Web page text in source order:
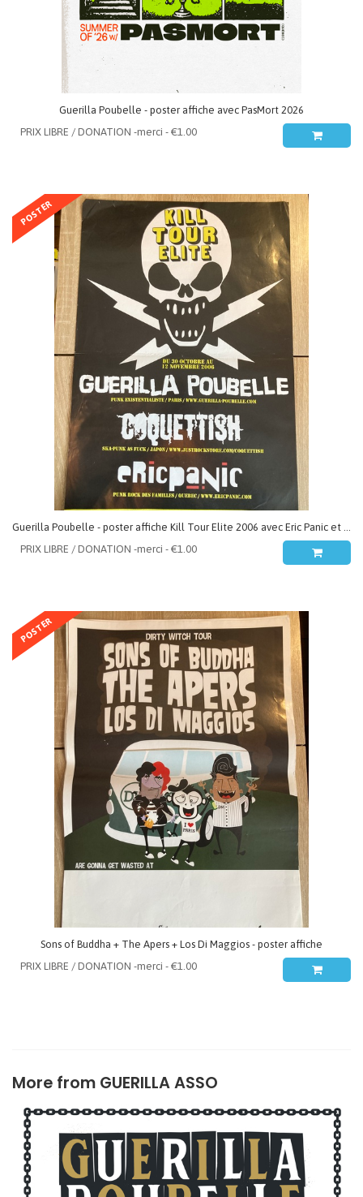
Guerilla Poubelle - poster affiche avec PasMort 2026
POSTER
Guerilla Poubelle - poster affiche Kill Tour Elite 2006 avec Eric Panic et Coquettish
POSTER
Sons of Buddha + The Apers + Los Di Maggios - poster affiche
More from GUERILLA ASSO